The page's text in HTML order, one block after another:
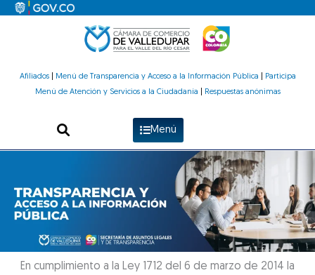
Afiliados| Menú de Transparencia y Acceso a la Información Pública
Participa
Menú de Atención y Servicios a la Ciudadanía
Respuestas anónimas
Menú
En cumplimiento a la Ley 1712 del 6 de marzo de 2014 la